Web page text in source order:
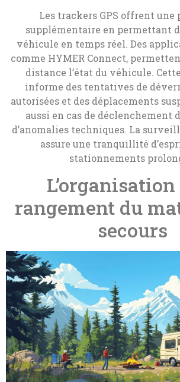
Les trackers GPS offrent une
supplémentaire en permettant
véhicule en temps réel. Des
comme HYMER Connect,
distance l’état du véhicule.
informe des tentatives de
autorisées et des déplacements
aussi en cas de déclenchement
d’anomalies techniques. La
assure une tranquillité
stationnements
rangement du
secours